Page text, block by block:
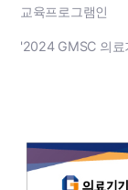
교육프로그램인
'2024 GMSC 의료